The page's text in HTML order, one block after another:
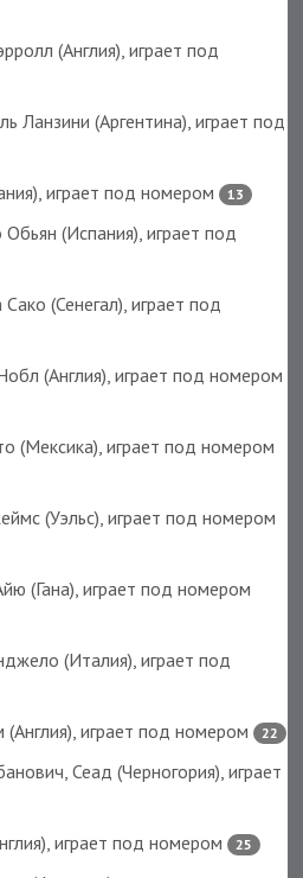
(Англия), играет под
Ланзини (Аргентина), играет под
играет под номером 13
(Испания), играет под
(Сенегал), играет под
(Англия), играет под номером
(Мексика), играет под номером
(Уэльс), играет под номером
(Гана), играет под номером
(Италия), играет под
играет под номером 22
Сеад (Черногория), играет
играет под номером 25